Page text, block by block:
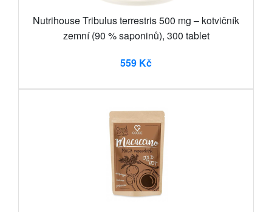
Nutrihouse Tribulus terrestris 500 mg – kotvičník
zemní (90 % saponinů), 300 tablet
559 Kč